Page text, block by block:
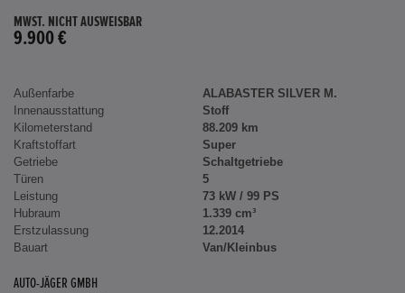
MWST. NICHT AUSWEISBAR
9.900 €
Außenfarbe
ALABASTER SILVER M.
Innenausstattung
Stoff
Kilometerstand
88.209 km
Kraftstoffart
Super
Getriebe
Schaltgetriebe
Türen
5
Leistung
73 kW / 99 PS
Hubraum
1.339 cm³
Erstzulassung
12.2014
Bauart
Van/Kleinbus
AUTO-JÄGER GMBH